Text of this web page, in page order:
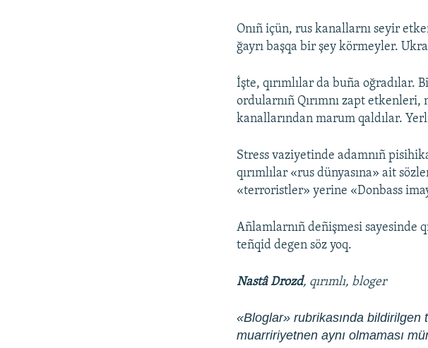
Onıñ içün, rus kanallarnı seyir
ğayrı başqa bir şey körmeyler.
İşte, qırımlılar da buña oğradılar.
ordularnıñ Qırımnı zapt
kanallarından marum qaldılar.
Stress vaziyetinde adamnıñ
qırımlılar «rus dünyasına» ait
«terroristler» yerine «Donbass
Añlamlarnıñ deñişmesi sayesinde
teñqid degen söz yoq.
Nastâ Drozd, qırımlı, bloger
«Bloglar» rubrikasında bildirilgen
muarririyetnen aynı olmaması